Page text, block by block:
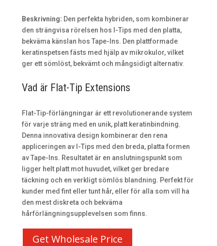
Beskrivning: Den perfekta hybriden, som kombinerar
den strängvisa rörelsen hos I-Tips med den platta,
bekväma känslan hos Tape-Ins. Den plattformade
keratinspetsen fästs med hjälp av mikrokulor, vilket
ger ett sömlöst, bekvämt och mångsidigt alternativ.
Vad är Flat-Tip Extensions
Flat-Tip-förlängningar är ett revolutionerande system
för varje sträng med en unik, platt keratinbindning.
Denna innovativa design kombinerar den rena
appliceringen av I-Tips med den breda, platta formen
av Tape-Ins. Resultatet är en anslutningspunkt som
ligger helt platt mot huvudet, vilket ger bredare
täckning och en verkligt sömlös blandning. Perfekt för
kunder med fint eller tunt hår, eller för alla som vill ha
den mest diskreta och bekväma
hårförlängningsupplevelsen som finns.
Get Wholesale Price